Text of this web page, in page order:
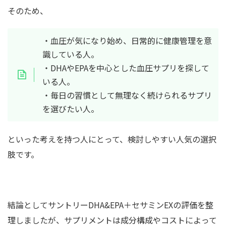
そのため、
・血圧が気になり始め、日常的に健康管理を意
識している人。
・DHAやEPAを中心とした血圧サプリを探して
いる人。
・毎日の習慣として無理なく続けられるサプリ
を選びたい人。
といった考えを持つ人にとって、検討しやすい人気の選択
肢です。
結論としてサントリーDHA&EPA＋セサミンEXの評価を整
理しましたが、サプリメントは成分構成やコストによって